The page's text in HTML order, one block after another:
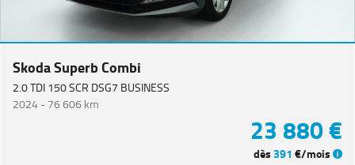
Skoda Superb Combi
2.0 TDI 150 SCR DSG7 BUSINESS
2024 -76 606 km
23 880 €
dès391 €/mois